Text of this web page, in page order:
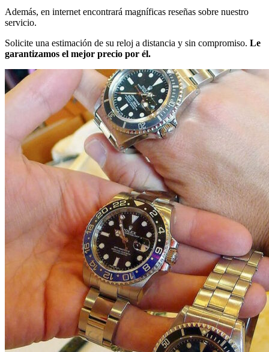
Además, en internet encontrará magníficas reseñas sobre nuestro
servicio.
Solicite una estimación de su reloj a distancia y sin compromiso. Le
garantizamos el mejor precio por él.